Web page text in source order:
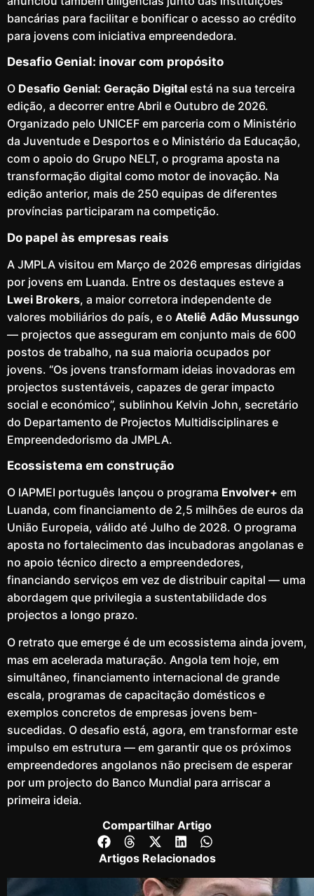
bancárias para facilitar e bonificar o acesso ao crédito
para jovens com iniciativa empreendedora.
Desafio Genial: inovar com propósito
O Desafio Genial: Geração Digital está na sua terceira
edição, a decorrer entre Abril e Outubro de 2026.
Organizado pelo UNICEF em parceria com o Ministério
da Juventude e Desportos e o Ministério da Educação,
com o apoio do Grupo NELT, o programa aposta na
transformação digital como motor de inovação. Na
edição anterior, mais de 250 equipas de diferentes
províncias participaram na competição.
Do papel às empresas reais
A JMPLA visitou em Março de 2026 empresas dirigidas
por jovens em Luanda. Entre os destaques esteve a
Lwei Brokers, a maior corretora independente de
valores mobiliários do país, e o Ateliê Adão Mussungo
— projectos que asseguram em conjunto mais de 600
postos de trabalho, na sua maioria ocupados por
jovens. “Os jovens transformam ideias inovadoras em
projectos sustentáveis, capazes de gerar impacto
social e económico”, sublinhou Kelvin John, secretário
do Departamento de Projectos Multidisciplinares e
Empreendedorismo da JMPLA.
Ecossistema em construção
O IAPMEI português lançou o programa Envolver+ em
Luanda, com financiamento de 2,5 milhões de euros da
União Europeia, válido até Julho de 2028. O programa
aposta no fortalecimento das incubadoras angolanas e
no apoio técnico directo a empreendedores,
financiando serviços em vez de distribuir capital — uma
abordagem que privilegia a sustentabilidade dos
projectos a longo prazo.
O retrato que emerge é de um ecossistema ainda jovem,
mas em acelerada maturação. Angola tem hoje, em
simultâneo, financiamento internacional de grande
escala, programas de capacitação domésticos e
exemplos concretos de empresas jovens bem-
sucedidas. O desafio está, agora, em transformar este
impulso em estrutura — em garantir que os próximos
empreendedores angolanos não precisem de esperar
por um projecto do Banco Mundial para arriscar a
primeira ideia.
Compartilhar Artigo
Artigos Relacionados